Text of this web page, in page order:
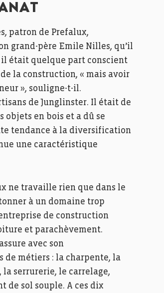
patron de Prefalux,
grand-père Emile Nilles, qu’il
il était quelque part conscient
la construction, « mais avoir
», souligne-t-il.
de Junglinster. Il était de
en bois et a dû se
tendance à la diversification
une caractéristique
ne travaille rien que dans le
à un domaine trop
de construction
et parachèvement.
avec son
de métiers : la charpente, la
serrurerie, le carrelage,
de sol souple. A ces dix